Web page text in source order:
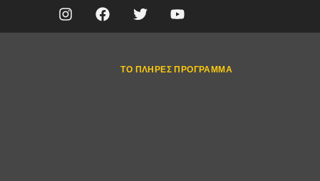
ΤΟ ΠΛΉΡΕΣ ΠΡΌΓΡΑΜΜΑ